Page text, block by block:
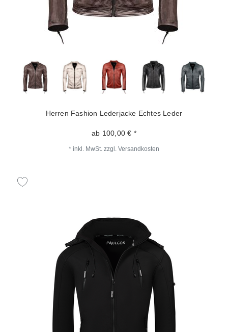
Herren Fashion Lederjacke Echtes Leder
ab 100,00 € *
* inkl. MwSt. zzgl. Versandkosten